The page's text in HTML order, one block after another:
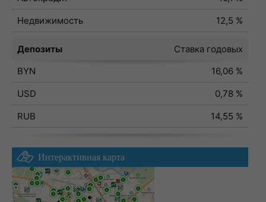
Недвижимость
12,5 %
Депозиты
Ставка годовых
BYN
16,06 %
USD
0,78 %
RUB
14,55 %
Интерактивная карта